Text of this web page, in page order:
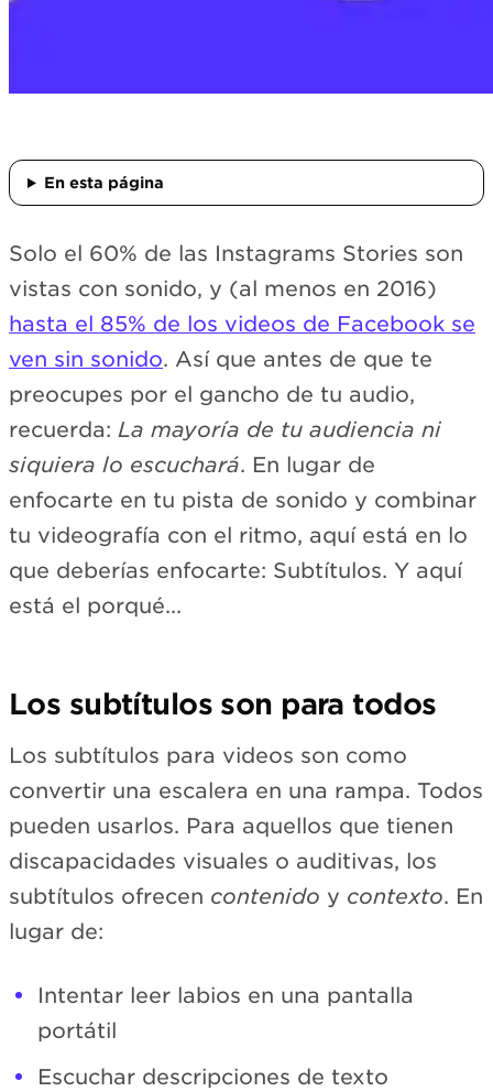
En esta página
Solo el 60% de las Instagrams Stories son
vistas con sonido, y (al menos en 2016)
hasta el 85% de los videos de Facebook se
ven sin sonido. Así que antes de que te
preocupes por el gancho de tu audio,
recuerda: La mayoría de tu audiencia ni
siquiera lo escuchará. En lugar de
enfocarte en tu pista de sonido y combinar
tu videografía con el ritmo, aquí está en lo
que deberías enfocarte: Subtítulos. Y aquí
está el porqué...
Los subtítulos son para todos
Los subtítulos para videos son como
convertir una escalera en una rampa. Todos
pueden usarlos. Para aquellos que tienen
discapacidades visuales o auditivas, los
subtítulos ofrecen contenido y contexto. En
lugar de:
Intentar leer labios en una pantalla
portátil
Escuchar descripciones de texto